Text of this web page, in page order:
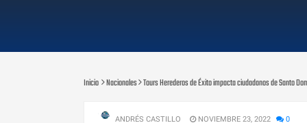
Inicio Nacionales Tours Herederos de Éxito impacta ciudadanos de Santo
ANDRÉS CASTILLO NOVIEMBRE 23, 2022 0